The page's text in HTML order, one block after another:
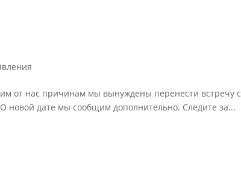
от нас причинам мы вынуждены перенести встречу с
дате мы сообщим дополнительно. Следите за...